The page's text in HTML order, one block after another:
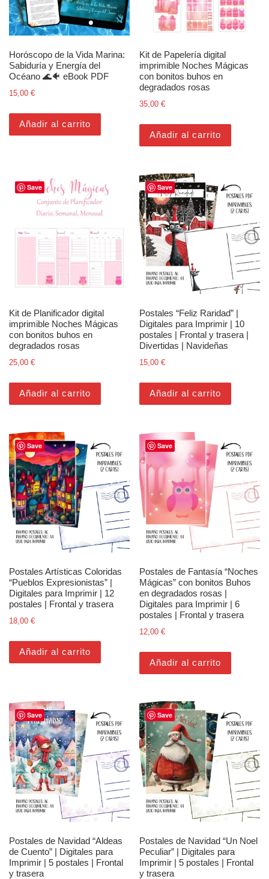
Horóscopo de la Vida Marina:
Sabiduría y Energía del
Océano 🌊🐠 eBook PDF
15,00 €
Añadir al carrito
Kit de Papelería digital
imprimible Noches Mágicas
con bonitos buhos en
degradados rosas
35,00€
Añadir al carrito
Save
Kit de Planificador digital
imprimible Noches Mágicas
con bonitos buhos en
degradados rosas
25,00 €
Añadir al carrito
Save
Postales “Feliz Raridad” |
Digitales para Imprimir | 10
postales | Frontal y trasera |
Divertidas | Navideñas
15,00€
Añadir al carrito
Save
Postales Artísticas Coloridas
“Pueblos Expresionistas” |
Digitales para Imprimir | 12
postales | Frontal y trasera
18,00 €
Añadir al carrito
Save
Postales de Fantasía “Noches
Mágicas” con bonitos Buhos
en degradados rosas |
Digitales para Imprimir | 6
postales | Frontal y trasera
12,00€
Añadir al carrito
Save
Postales de Navidad “Aldeas
de Cuento” | Digitales para
Imprimir | 5 postales | Frontal
y trasera
Save
Postales de Navidad “Un Noel
Peculiar” | Digitales para
Imprimir | 5 postales | Frontal
y trasera